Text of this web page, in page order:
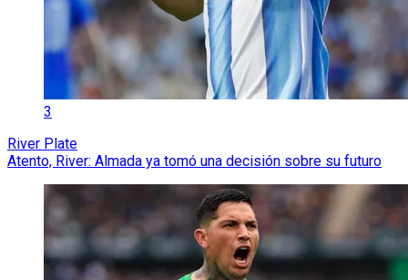
3
River Plate
Atento, River: Almada ya tomó una decisión sobre su futuro